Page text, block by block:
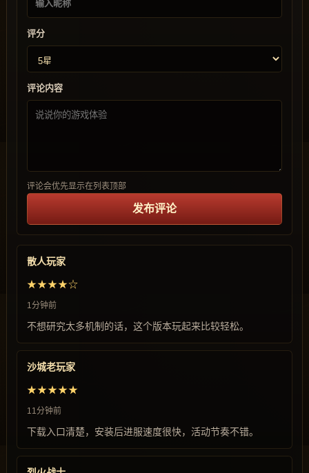
评分
评论内容
评论会优先显示在列表顶部
发布评论
散人玩家
★★★★☆
1分钟前
不想研究太多机制的话，这个版本玩起来比较轻松。
沙城老玩家
★★★★★
11分钟前
下载入口清楚，安装后进服速度很快，活动节奏不错。